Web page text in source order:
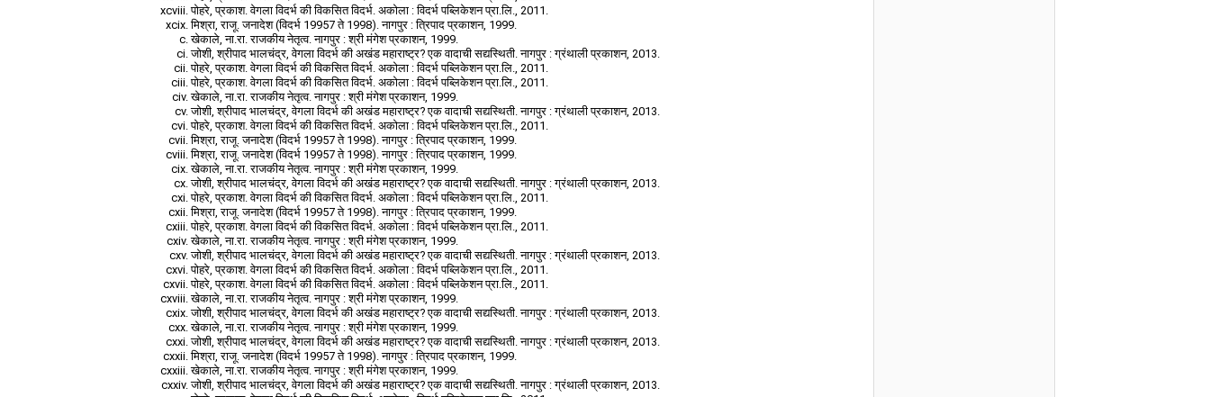
पोहरे, प्रकाश. वेगला विदर्भ की विकसित विदर्भ. अकोला : विदर्भ पब्लिकेशन प्रा.लि., 2011.
मिश्रा, राजू. जनादेश (विदर्भ 19957 ते 1998). नागपुर : त्रिपाद प्रकाशन, 1999.
खेकाले, ना.रा. राजकीय नेतृत्व. नागपुर : श्री मंगेश प्रकाशन, 1999.
जोशी, श्रीपाद भालचंद्र, वेगला विदर्भ की अखंड महाराष्ट्र? एक वादाची सद्यस्थिती. नागपुर : ग्रंथाली प्रकाशन, 2013.
पोहरे, प्रकाश. वेगला विदर्भ की विकसित विदर्भ. अकोला : विदर्भ पब्लिकेशन प्रा.लि., 2011.
पोहरे, प्रकाश. वेगला विदर्भ की विकसित विदर्भ. अकोला : विदर्भ पब्लिकेशन प्रा.लि., 2011.
खेकाले, ना.रा. राजकीय नेतृत्व. नागपुर : श्री मंगेश प्रकाशन, 1999.
जोशी, श्रीपाद भालचंद्र, वेगला विदर्भ की अखंड महाराष्ट्र? एक वादाची सद्यस्थिती. नागपुर : ग्रंथाली प्रकाशन, 2013.
पोहरे, प्रकाश. वेगला विदर्भ की विकसित विदर्भ. अकोला : विदर्भ पब्लिकेशन प्रा.लि., 2011.
मिश्रा, राजू. जनादेश (विदर्भ 19957 ते 1998). नागपुर : त्रिपाद प्रकाशन, 1999.
मिश्रा, राजू. जनादेश (विदर्भ 19957 ते 1998). नागपुर : त्रिपाद प्रकाशन, 1999.
खेकाले, ना.रा. राजकीय नेतृत्व. नागपुर : श्री मंगेश प्रकाशन, 1999.
जोशी, श्रीपाद भालचंद्र, वेगला विदर्भ की अखंड महाराष्ट्र? एक वादाची सद्यस्थिती. नागपुर : ग्रंथाली प्रकाशन, 2013.
पोहरे, प्रकाश. वेगला विदर्भ की विकसित विदर्भ. अकोला : विदर्भ पब्लिकेशन प्रा.लि., 2011.
मिश्रा, राजू. जनादेश (विदर्भ 19957 ते 1998). नागपुर : त्रिपाद प्रकाशन, 1999.
पोहरे, प्रकाश. वेगला विदर्भ की विकसित विदर्भ. अकोला : विदर्भ पब्लिकेशन प्रा.लि., 2011.
खेकाले, ना.रा. राजकीय नेतृत्व. नागपुर : श्री मंगेश प्रकाशन, 1999.
जोशी, श्रीपाद भालचंद्र, वेगला विदर्भ की अखंड महाराष्ट्र? एक वादाची सद्यस्थिती. नागपुर : ग्रंथाली प्रकाशन, 2013.
पोहरे, प्रकाश. वेगला विदर्भ की विकसित विदर्भ. अकोला : विदर्भ पब्लिकेशन प्रा.लि., 2011.
पोहरे, प्रकाश. वेगला विदर्भ की विकसित विदर्भ. अकोला : विदर्भ पब्लिकेशन प्रा.लि., 2011.
खेकाले, ना.रा. राजकीय नेतृत्व. नागपुर : श्री मंगेश प्रकाशन, 1999.
जोशी, श्रीपाद भालचंद्र, वेगला विदर्भ की अखंड महाराष्ट्र? एक वादाची सद्यस्थिती. नागपुर : ग्रंथाली प्रकाशन, 2013.
खेकाले, ना.रा. राजकीय नेतृत्व. नागपुर : श्री मंगेश प्रकाशन, 1999.
जोशी, श्रीपाद भालचंद्र, वेगला विदर्भ की अखंड महाराष्ट्र? एक वादाची सद्यस्थिती. नागपुर : ग्रंथाली प्रकाशन, 2013.
मिश्रा, राजू. जनादेश (विदर्भ 19957 ते 1998). नागपुर : त्रिपाद प्रकाशन, 1999.
खेकाले, ना.रा. राजकीय नेतृत्व. नागपुर : श्री मंगेश प्रकाशन, 1999.
जोशी, श्रीपाद भालचंद्र, वेगला विदर्भ की अखंड महाराष्ट्र? एक वादाची सद्यस्थिती. नागपुर : ग्रंथाली प्रकाशन, 2013.